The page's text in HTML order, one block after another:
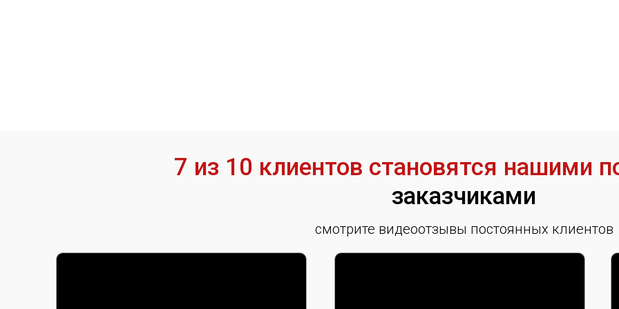
7 из 10 клиентов становятся нашими
заказчиками
смотрите видеоотзывы постоянных клиентов